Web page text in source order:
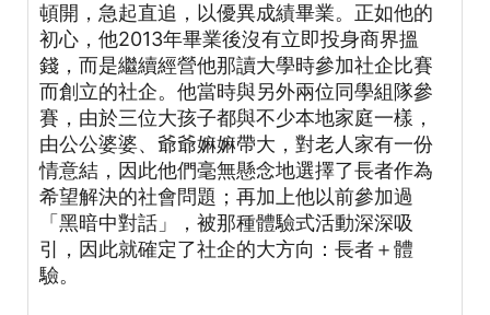
頓開，急起直追，以優異成績畢業。正如他的
初心，他2013年畢業後沒有立即投身商界搵
錢，而是繼續經營他那讀大學時參加社企比賽
而創立的社企。他當時與另外兩位同學組隊參
賽，由於三位大孩子都與不少本地家庭一樣，
由公公婆婆、爺爺嫲嫲帶大，對老人家有一份
情意結，因此他們毫無懸念地選擇了長者作為
希望解決的社會問題；再加上他以前參加過
「黑暗中對話」，被那種體驗式活動深深吸
引，因此就確定了社企的大方向：長者＋體
驗。